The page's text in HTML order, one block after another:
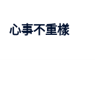
心事不重樣